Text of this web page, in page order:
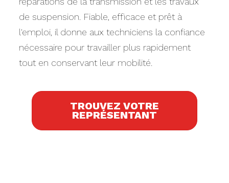
de suspension. Fiable, efficace et prêt à
l'emploi, il donne aux techniciens la confiance
nécessaire pour travailler plus rapidement
tout en conservant leur mobilité.
TROUVEZ VOTRE
REPRÉSENTANT